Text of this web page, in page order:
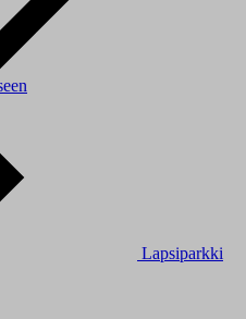
Lapsiparkki